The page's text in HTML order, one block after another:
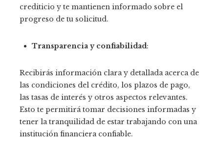
crediticio y te mantienen informado sobre el
progreso de tu solicitud.
Transparencia y confiabilidad:
Recibirás información clara y detallada acerca de
las condiciones del crédito, los plazos de pago,
las tasas de interés y otros aspectos relevantes.
Esto te permitirá tomar decisiones informadas y
tener la tranquilidad de estar trabajando con una
institución financiera confiable.